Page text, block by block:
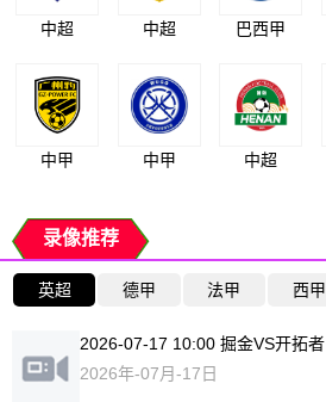
中超 中超 巴西甲
中甲 中甲 中超
录像推荐
英超 德甲 法甲 西甲
2026-07-17 10:00 掘金VS开拓者
2026年-07月-17日